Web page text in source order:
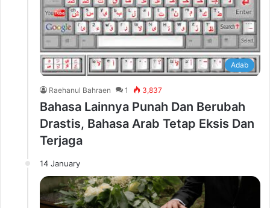
Adab
Raehanul Bahraen 1 3,837
Bahasa Lainnya Punah Dan Berubah
Drastis, Bahasa Arab Tetap Eksis Dan
Terjaga
14 January